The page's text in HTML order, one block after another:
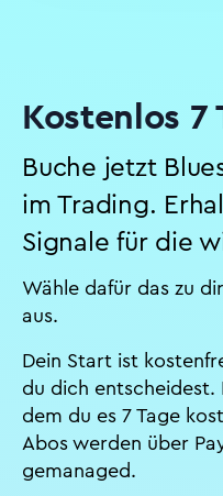
Kostenlos 7
Buche jetzt
im Trading.
Signale für die
Wähle dafür das zu
aus.
Dein Start ist
du dich entscheidest.
dem du es 7 Tage
Abos werden über
gemanaged.